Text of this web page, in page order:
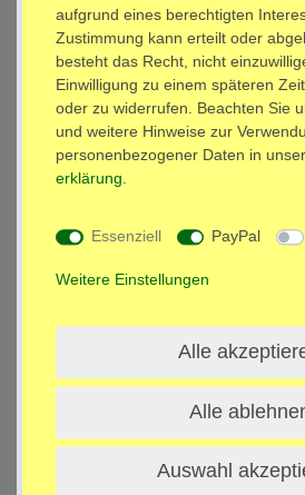
Beschreibung
Technische Daten
Weitere Details
Deckenhalterung (zusammenklappbar)
Monitore und
Flachbildschirme von 11" - 27" Zoll mit
Diese Halterung gibt es auch für TV-
Universal für kleinen Platzbedarf
Voll beweglich, flexibel und fest
Hängeschrank oder an der
aufgrund eines berechtigten
Zustimmung kann erteilt oder
besteht das Recht, nicht
Einwilligung zu einem späteren
oder zu widerrufen. Beachten Sie
und weitere Hinweise zur
personenbezogener Daten in
erklärung
Essenziell PayPal
Weitere Einstellungen
Alle
Alle
Auswahl